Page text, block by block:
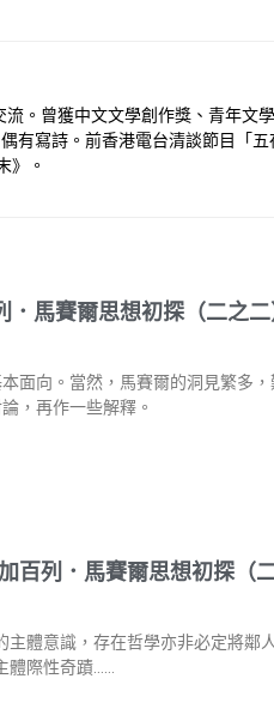
。曾獲中文文學創作獎、青年文
有寫詩。前香港電台清談節目「
》。
馬賽爾思想初探（二之二
面向。當然，馬賽爾的洞見繁多
，再作一些解釋。
列．馬賽爾思想初探（二
體意識，存在哲學亦非必定將鄰
際性奇蹟……